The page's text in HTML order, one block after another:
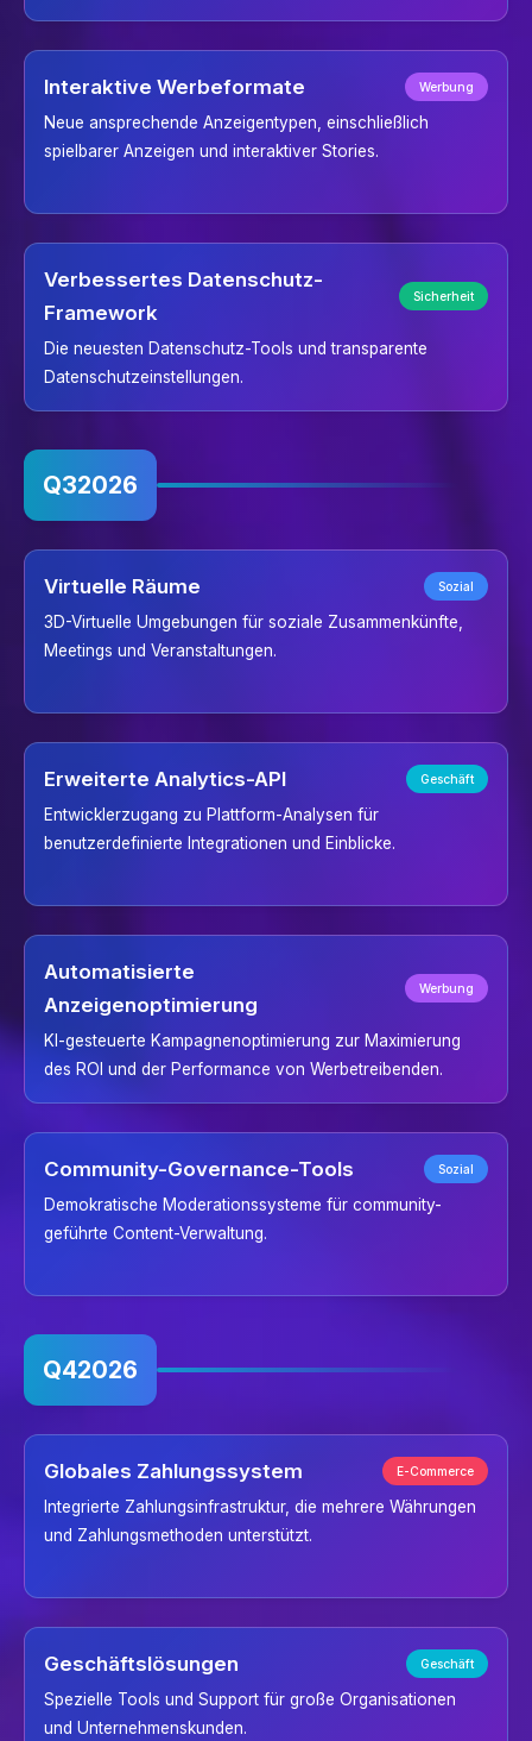
Interaktive Werbeformate Werbung
Neue ansprechende Anzeigentypen, einschließlich
spielbarer Anzeigen und interaktiver Stories.
Verbessertes Datenschutz-
Framework
Sicherheit
Die neuesten Datenschutz-Tools und transparente
Datenschutzeinstellungen.
Q32026
Virtuelle Räume Sozial
3D-Virtuelle Umgebungen für soziale Zusammenkünfte,
Meetings und Veranstaltungen.
Erweiterte Analytics-API Geschäft
Entwicklerzugang zu Plattform-Analysen für
benutzerdefinierte Integrationen und Einblicke.
Automatisierte
Anzeigenoptimierung
Werbung
KI-gesteuerte Kampagnenoptimierung zur Maximierung
des ROI und der Performance von Werbetreibenden.
Community-Governance-Tools Sozial
Demokratische Moderationssysteme für community-
geführte Content-Verwaltung.
Q42026
Globales Zahlungssystem E-Commerce
Integrierte Zahlungsinfrastruktur, die mehrere Währungen
und Zahlungsmethoden unterstützt.
Geschäftslösungen Geschäft
Spezielle Tools und Support für große Organisationen
und Unternehmenskunden.